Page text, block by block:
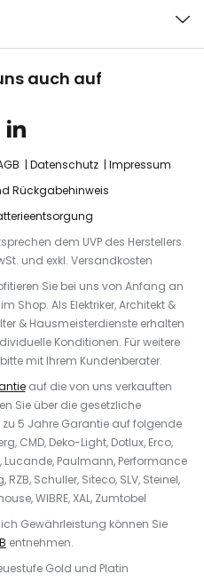
auch auf
Datenschutz
Impressum
Rückgabehinweis
dem UVP des Herstellers.
und exkl. Versandkosten
Sie bei uns von Anfang an
Shop. Als Elektriker, Architekt &
& Hausmeisterdienste erhalten
Konditionen. Für weitere
mit Ihrem Kundenberater.
auf die von uns verkauften
Sie über die gesetzliche
5 Jahre Garantie auf folgende
CMD, Deko-Light, Dotlux, Erco,
Lucande, Paulmann, Performance
Schuller, Siteco, SLV, Steinel,
WIBRE, XAL, Zumtobel
Gewährleistung können Sie
entnehmen.
Gold und Platin